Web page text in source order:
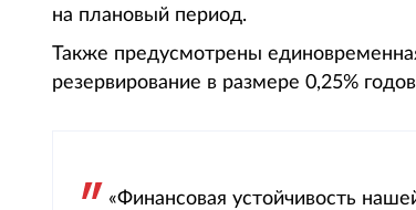
на плановый период.
Также предусмотрены
резервирование в размере 0,25%
«Финансовая устойчивость